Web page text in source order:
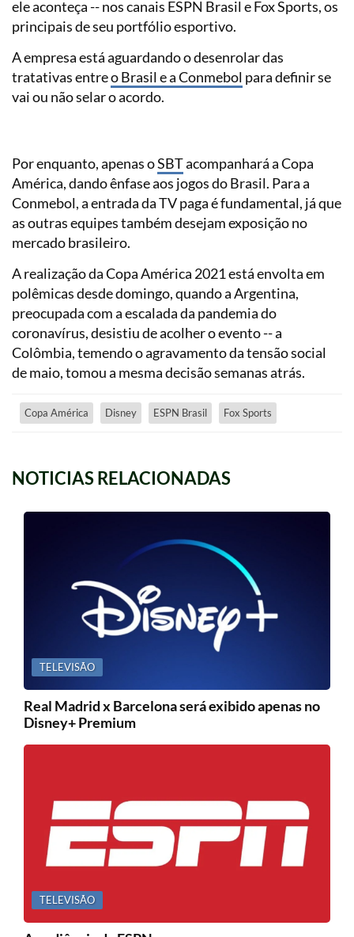
ele aconteça -- nos canais ESPN Brasil e Fox Sports, os
principais de seu portfólio esportivo.
A empresa está aguardando o desenrolar das
tratativas entreo Brasil e a Conmebol para definir se
vai ou não selar o acordo.
Por enquanto, apenas oSBTacompanhará a Copa
América, dando ênfase aos jogos do Brasil. Para a
Conmebol, a entrada da TV paga é fundamental, já que
as outras equipes também desejam exposição no
mercado brasileiro.
A realização da Copa América 2021 está envolta em
polêmicas desde domingo, quando a Argentina,
preocupada com a escalada da pandemia do
coronavírus, desistiu de acolher o evento -- a
Colômbia, temendo o agravamento da tensão social
de maio, tomou a mesma decisão semanas atrás.
Copa América Disney ESPN Brasil Fox Sports
NOTICIAS RELACIONADAS
TELEVISÃO
Real Madrid x Barcelona será exibido apenas no
Disney+ Premium
TELEVISÃO